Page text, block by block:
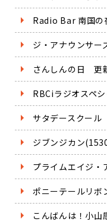
Radio Bar 南国の
ジ・アナウンサ
さんしんの日 更
RBCiラジオスペ
サタデースクー
ジブンジカン
プライムエイジ・
ポニーテールリボ
こんばんは！小山